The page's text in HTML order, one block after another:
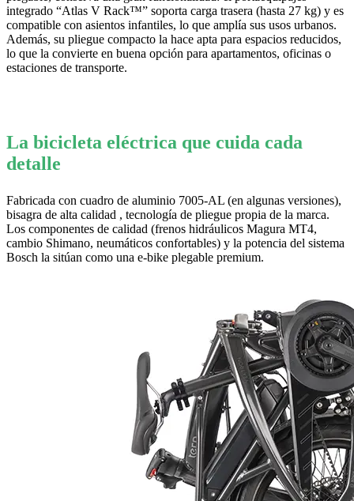
integrado “Atlas V Rack™” soporta carga trasera (hasta 27 kg) y es
compatible con asientos infantiles, lo que amplía sus usos urbanos.
Además, su pliegue compacto la hace apta para espacios reducidos,
lo que la convierte en buena opción para apartamentos, oficinas o
estaciones de transporte.
La bicicleta eléctrica que cuida cada
detalle
Fabricada con cuadro de aluminio 7005-AL (en algunas versiones),
bisagra de alta calidad , tecnología de pliegue propia de la marca.
Los componentes de calidad (frenos hidráulicos Magura MT4,
cambio Shimano, neumáticos confortables) y la potencia del sistema
Bosch la sitúan como una e-bike plegable premium.